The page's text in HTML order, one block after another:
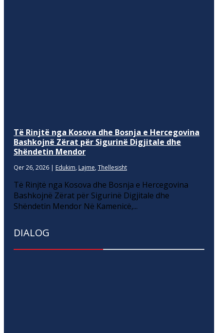
Të Rinjtë nga Kosova dhe Bosnja e Hercegovina
Bashkojnë Zërat për Sigurinë Digjitale dhe
Shëndetin Mendor
Qer 26, 2026 | Edukim, Lajme, Thellesisht
Të Rinjtë nga Kosova dhe Bosnja e Hercegovina
Bashkojnë Zërat për Sigurinë Digjitale dhe
Shëndetin Mendor Në Kamenicë,...
DIALOG